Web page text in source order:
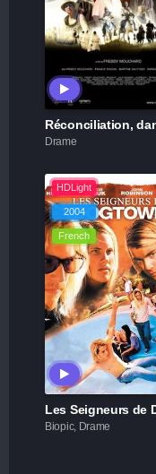
Drame
HDLight
2004
French
Biopic, Drame